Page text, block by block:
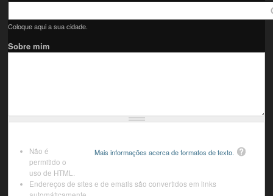
Coloque aqui a sua cidade.
Sobre mim
Mais informações acerca de formatos de texto.
Não é
permitido o
uso de HTML.
Endereços de sites e de emails são convertidos em links